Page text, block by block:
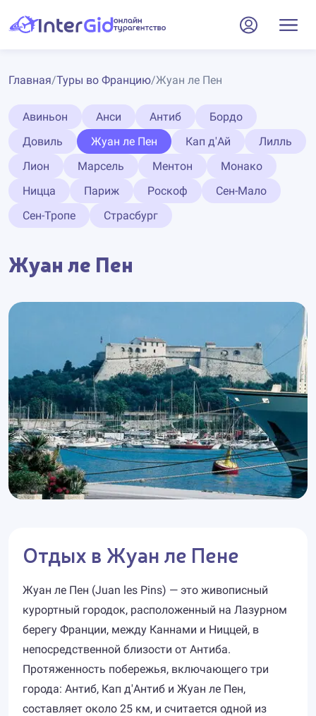
Главная/Туры во Францию/Жуан ле Пен
Авиньон Анси Антиб
Бордо
Довиль
Жуан ле Пен Кап д'Ай
Лилль
Лион
Марсель Ментон
Монако
Ницца
Париж Роскоф
Сен-Мало
Сен-Тропе
Страсбург
Жуан ле Пен
Отдых в Жуан ле Пене
Жуан ле Пен (Juan les Pins) — это живописный
курортный городок, расположенный на Лазурном
берегу Франции, между Каннами и Ниццей, в
непосредственной близости от Антиба.
Протяженность побережья, включающего три
города: Антиб, Кап д'Антиб и Жуан ле Пен,
составляет около 25 км, и считается одной из